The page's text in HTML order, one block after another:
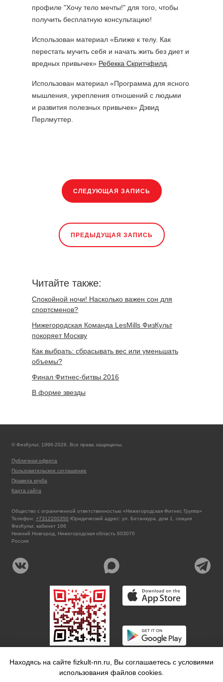
профиле "Хочу тело мечты!" для того, чтобы
получить бесплатную консультацию!
Использован материал «Ближе к телу. Как
перестать мучить себя и начать жить без диет и
вредных привычек» Ребекка Скритчфилд
Использован материал «Программа для ясного
мышления, укрепления отно­шений с людьми
и развития полезных привычек» Дэвид
Перлмуттер.
СЛЕДУЮЩАЯ ЗАПИСЬ
ПРЕДЫДУЩАЯ ЗАПИСЬ
Читайте также:
Спокойной ночи! Насколько важен сон для
спортсменов?
Нижегородская Команда LesMills ФизКульт
покоряет Москву
Как выбрать: сбрасывать вес или уменьшать
объемы?
Финал Фитнес-битвы 2016
В форме звезды
© ФизКульт, 1996-2026. Все права защищены.
Публичная оферта
Пользовательское соглашение
Правила клуба
Карта сайта
Общество с ограниченной ответственностью «Нижегородская Фитнес Группа»
Телефон: +7312200350 Юридический адрес: ул. Бетанкура, дом 1, секция
ФизКульт, кабинет 166
Нижний Новгород, Нижегородская область 603070
Россия
Находясь на сайте fizkult-nn.ru, Вы соглашаетесь с условиями
использования файлов cookies.